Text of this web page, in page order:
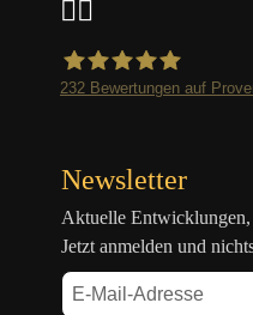
232 Bewertungen auf
Newsletter
Aktuelle
Jetzt anmelden und